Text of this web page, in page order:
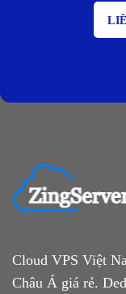
Cloud VPS Việt
Châu Á giá rẻ.